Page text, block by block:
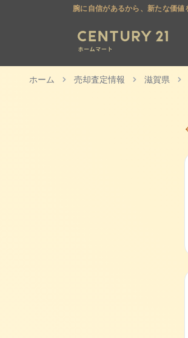
腕に自信があるから、新たな価値
ホーム 売却査定情報 滋賀県